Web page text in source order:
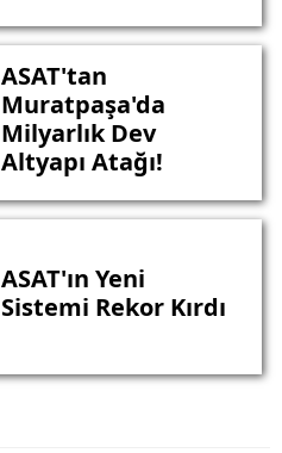
ASAT'tan
Muratpaşa'da
Milyarlık Dev
Altyapı Atağı!
ASAT'ın Yeni
Sistemi Rekor Kırdı